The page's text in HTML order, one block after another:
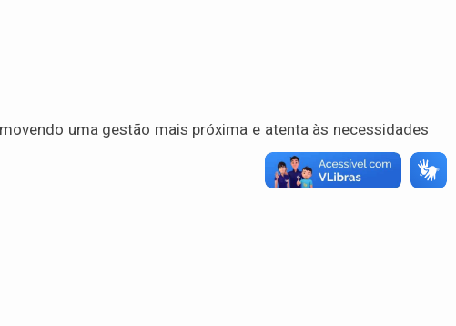
uma gestão mais próxima e atenta às necessidades